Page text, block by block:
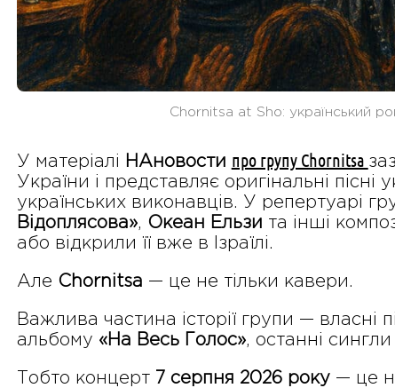
Chornitsa at Sho: український
У матеріалі НАновости про групу Chornitsa
України і представляє оригінальні
українських виконавців. У репертуарі
Відоплясова», Океан Ельзи та інші
або відкрили її вже в Ізраїлі.
Але Chornitsa — це не тільки кавери.
Важлива частина історії групи — власні
альбому «На Весь Голос», останні
Тобто концерт 7 серпня 2026 року— це